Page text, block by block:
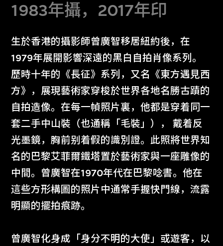
1983年攝，2017年印
生於香港的攝影師曾廣智移居紐約後，在
1979年展開影響深遠的黑白自拍肖像系列。
歷時十年的《長征》系列，又名《東方遇見西
方》，展現藝術家穿梭於世界各地名勝古蹟的
自拍造像。在每一幀照片裏，他都是穿着同一
套二手中山裝（也通稱「毛裝」）， 戴着反
光墨鏡，胸前别着假的識別證。此照將世界知
名的巴黎艾菲爾鐵塔置於藝術家與一座雕像的
中間。曾廣智在1970年代在巴黎唸書。他在
這些方形構圖的照片中通常手握快門線，流露
明顯的擺拍痕跡。
曾廣智化身成「身分不明的大使」或遊客，以